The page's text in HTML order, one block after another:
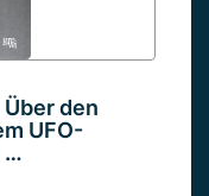
den
UFO-
…